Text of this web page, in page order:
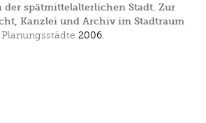
spätmittelalterlichen Stadt. Zur
Kanzlei und Archiv im Stadtraum
2006.